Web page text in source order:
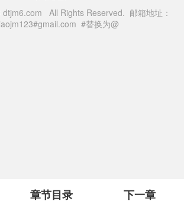
章节目录 下一章
All Rights Reserved. 邮箱地址：
#替换为@